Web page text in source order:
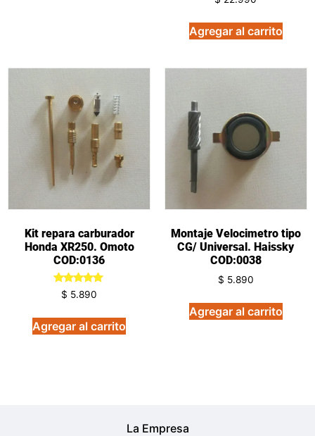
en
de 5
Agregar al carrito
Kit repara carburador
Honda XR250. Omoto
COD:0136
Valorado
en
de 5
$ 5.890
Agregar al carrito
Montaje Velocimetro tipo
CG/ Universal. Haissky
COD:0038
$ 5.890
Agregar al carrito
La Empresa